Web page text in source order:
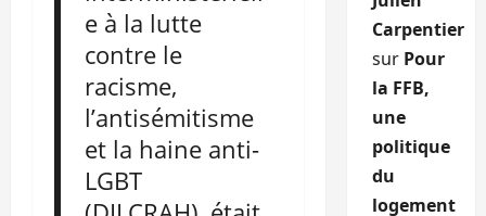
e à la lutte
contre le
racisme,
l’antisémitisme
et la haine anti-
LGBT
Carpentier
sur Pour
la FFB,
une
politique
du
logement